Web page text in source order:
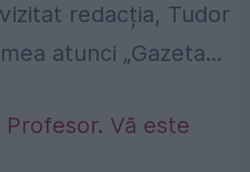
redacția, Tudor
atunci „Gazeta...